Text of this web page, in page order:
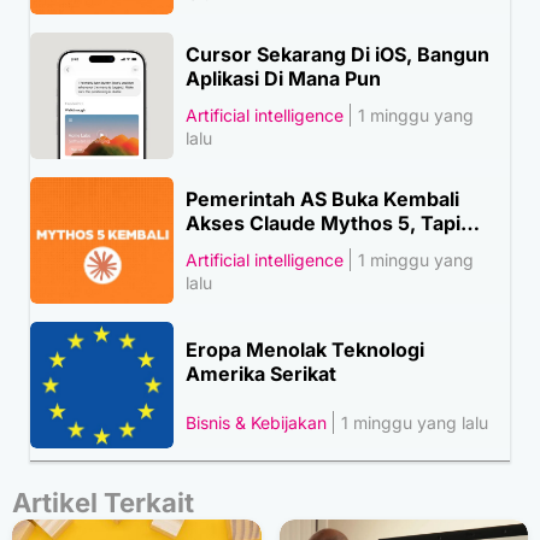
Cursor Sekarang Di iOS, Bangun
Aplikasi Di Mana Pun
Artificial intelligence
1 minggu yang
lalu
Pemerintah AS Buka Kembali
Akses Claude Mythos 5, Tapi…
Artificial intelligence
1 minggu yang
lalu
Eropa Menolak Teknologi
Amerika Serikat
Bisnis & Kebijakan 1 minggu yang lalu
Artikel Terkait